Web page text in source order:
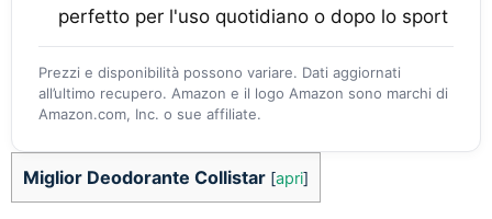
perfetto per l'uso quotidiano o dopo lo sport
Prezzi e disponibilità possono variare. Dati aggiornati
all’ultimo recupero. Amazon e il logo Amazon sono marchi di
Amazon.com, Inc. o sue affiliate.
Miglior Deodorante Collistar [apri]